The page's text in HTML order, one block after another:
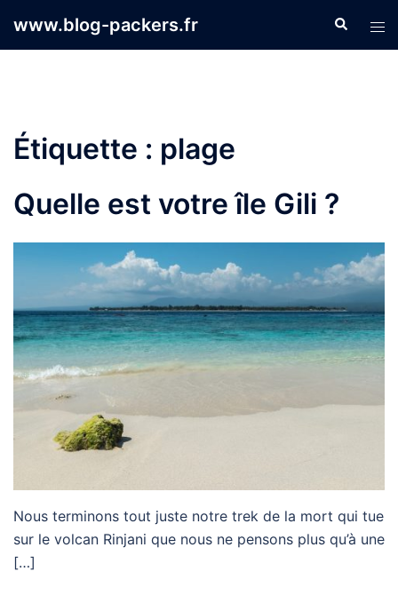
www.blog-packers.fr
le
Étiquette : plage
Quelle est votre île Gili ?
Nous terminons tout juste notre trek de la mort qui tue
sur le volcan Rinjani que nous ne pensons plus qu’à une
[…]